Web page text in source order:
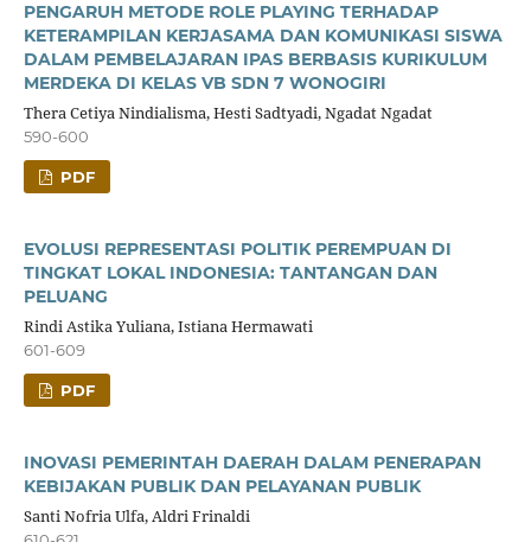
PENGARUH METODE ROLE PLAYING TERHADAP
KETERAMPILAN KERJASAMA DAN KOMUNIKASI SISWA
DALAM PEMBELAJARAN IPAS BERBASIS KURIKULUM
MERDEKA DI KELAS VB SDN 7 WONOGIRI
Thera Cetiya Nindialisma, Hesti Sadtyadi, Ngadat Ngadat
590-600
PDF
EVOLUSI REPRESENTASI POLITIK PEREMPUAN DI
TINGKAT LOKAL INDONESIA: TANTANGAN DAN
PELUANG
Rindi Astika Yuliana, Istiana Hermawati
601-609
PDF
INOVASI PEMERINTAH DAERAH DALAM PENERAPAN
KEBIJAKAN PUBLIK DAN PELAYANAN PUBLIK
Santi Nofria Ulfa, Aldri Frinaldi